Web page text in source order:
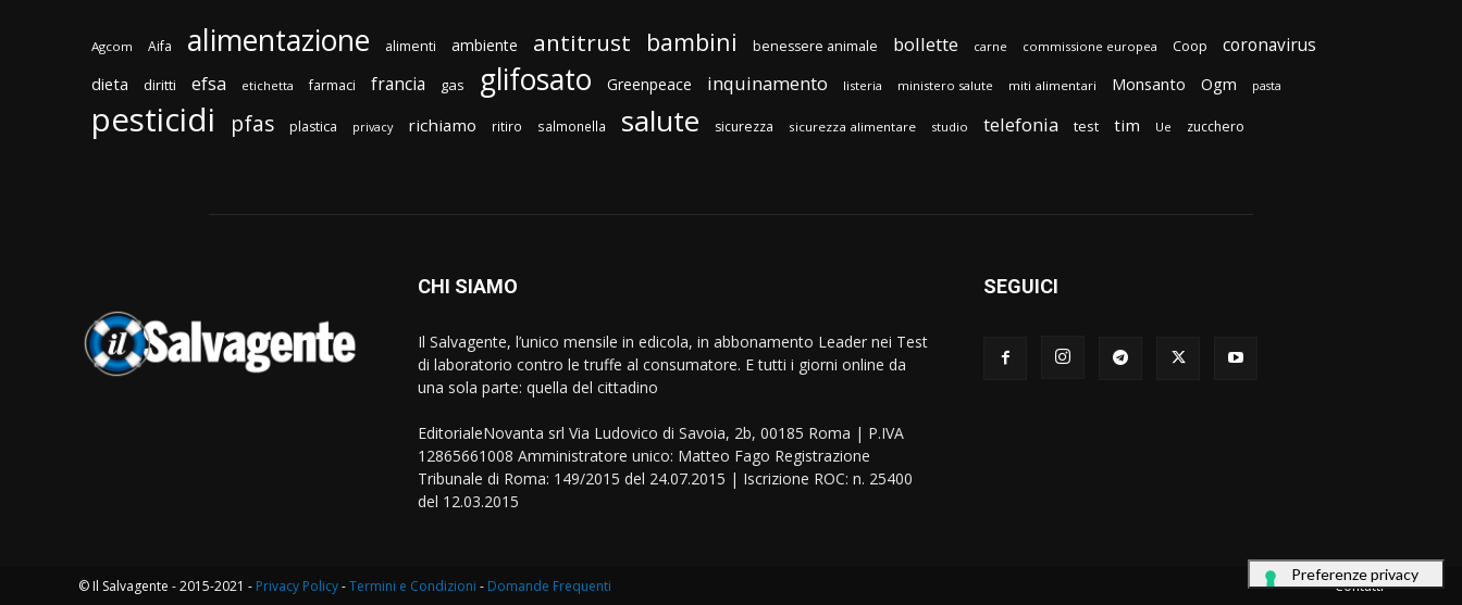
Agcom Aifa alimentazione alimenti ambiente antitrust bambini benessere animale bollette carne commissione europea Coop coronavirus
dieta diritti efsa etichetta farmaci francia gas glifosato Greenpeace inquinamento listeria ministero salute miti alimentari Monsanto Ogm pasta
pesticidi pfas plastica privacy richiamo ritiro salmonella salute sicurezza sicurezza alimentare studio telefonia test tim Ue zucchero
CHI SIAMO
Il Salvagente, l’unico mensile in edicola, in abbonamento Leader nei Test
di laboratorio contro le truffe al consumatore. E tutti i giorni online da
una sola parte: quella del cittadino
EditorialeNovanta srl Via Ludovico di Savoia, 2b, 00185 Roma | P.IVA
12865661008 Amministratore unico: Matteo Fago Registrazione
Tribunale di Roma: 149/2015 del 24.07.2015 | Iscrizione ROC: n. 25400
del 12.03.2015
SEGUICI
Contatti
© Il Salvagente - 2015-2021 - Privacy Policy-Termini e Condizioni - Domande Frequenti